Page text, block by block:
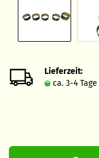
Lieferzeit:
ca. 3-4 Tage